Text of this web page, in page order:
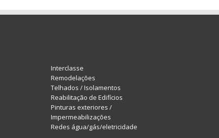
Interclasse
Remodelações
Telhados / Isolamentos
Reabilitação de Edifícios
Pinturas exteriores /
Impermeabilizações
Redes água/gás/eletricidade